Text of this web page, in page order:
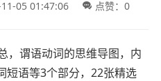
05 01:47:06 点赞：0
，谓语动词的思维导图，内
短语等3个部分，22张精选